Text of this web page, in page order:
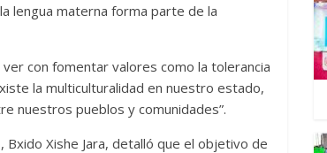
lengua materna forma parte de la
con fomentar valores como la tolerancia
la multiculturalidad en nuestro estado,
nuestros pueblos y comunidades”.
Xishe Jara, detalló que el objetivo de